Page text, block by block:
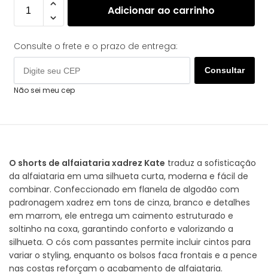
Adicionar ao carrinho
Consulte o frete e o prazo de entrega:
Consultar
Não sei meu cep
O shorts de alfaiataria xadrez Kate traduz a sofisticação
da alfaiataria em uma silhueta curta, moderna e fácil de
combinar. Confeccionado em flanela de algodão com
padronagem xadrez em tons de cinza, branco e detalhes
em marrom, ele entrega um caimento estruturado e
soltinho na coxa, garantindo conforto e valorizando a
silhueta. O cós com passantes permite incluir cintos para
variar o styling, enquanto os bolsos faca frontais e a pence
nas costas reforçam o acabamento de alfaiataria.